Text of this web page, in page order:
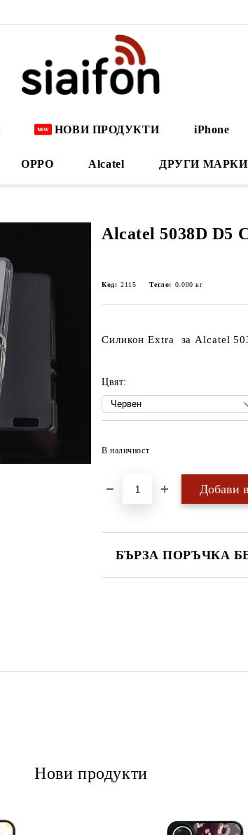
НОВИ ПРОДУКТИ iPhone
OPPO Alcatel ДРУГИ МАРКИ
Alcatel 5038D D5
Код: 2115 Тегло: 0.000 кг
Силикон Extra за Alcatel
Цвят:
В наличност
БЪРЗА ПОРЪЧКА
Нови продукти